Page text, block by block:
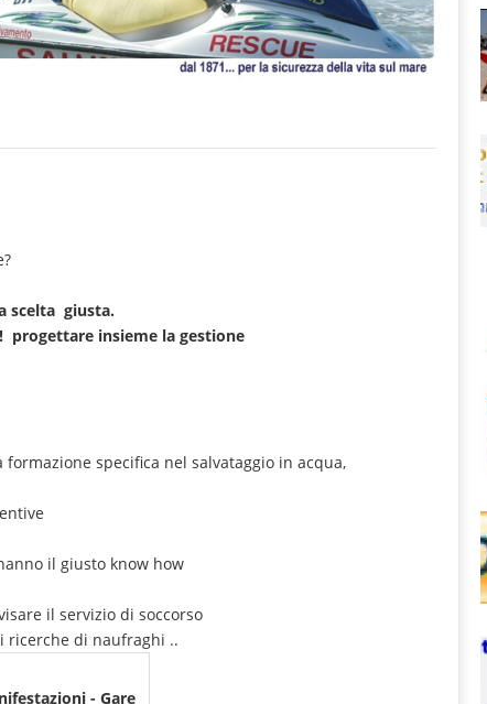
scelta giusta.
progettare insieme la gestione
specifica nel salvataggio in acqua,
il giusto know how
il servizio di soccorso
ricerche di naufraghi ..
- Gare